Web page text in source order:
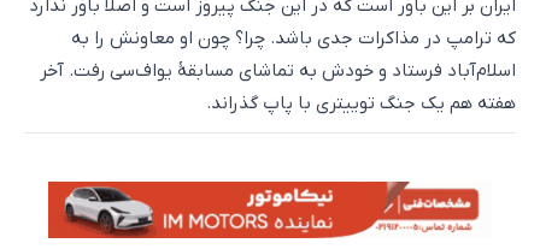
ایران بر این باور است که در این جنگ پیروز است و اصلاً باور ندارد
که ترامپ در مذاکرات جدی باشد. چرا؟ چون او معاونش را به
اسلام‌آباد فرستاد و خودش به تماشای مسابقهٔ یو‌اف‌سی رفت. آخر
هفته هم یک جنگ توییتری با پاپ گذراند.